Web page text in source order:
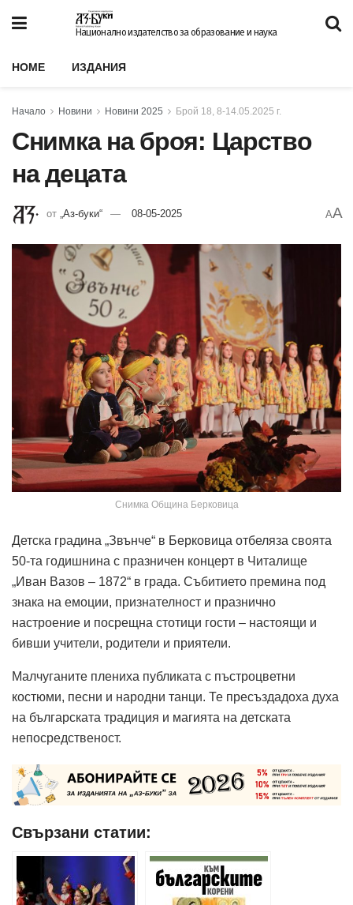
Национално издателство за образование и наука
HOME ИЗДАНИЯ
Начало Новини Новини 2025 Брой 18, 8-14.05.2025 г.
Снимка на броя: Царство
на децата
от „Аз-буки“ 08-05-2025 AA
Снимка Община Берковица
Детска градина „Звънче“ в Берковица отбеляза своята
50-та годишнина с празничен концерт в Читалище
„Иван Вазов – 1872“ в града. Събитието премина под
знака на емоции, признателност и празнично
настроение и посрещна стотици гости – настоящи и
бивши учители, родители и приятели.
Малчуганите плениха публиката с пъстроцветни
костюми, песни и народни танци. Те пресъздадоха духа
на българската традиция и магията на детската
непосредственост.
Свързани статии: